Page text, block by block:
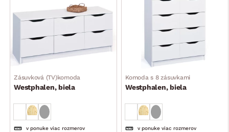
Zásuvková (TV)komoda
Westphalen, biela
v ponuke viac rozmerov
Komoda s 8 zásuvkami
Westphalen, biela
v ponuke viac rozmerov